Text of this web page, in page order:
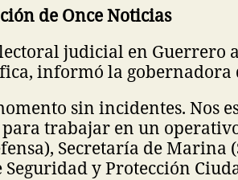
de Once Noticias
judicial en Guerrero
informó la gobernadora
sin incidentes. Nos
trabajar en un
Secretaría de Marina
y Protección